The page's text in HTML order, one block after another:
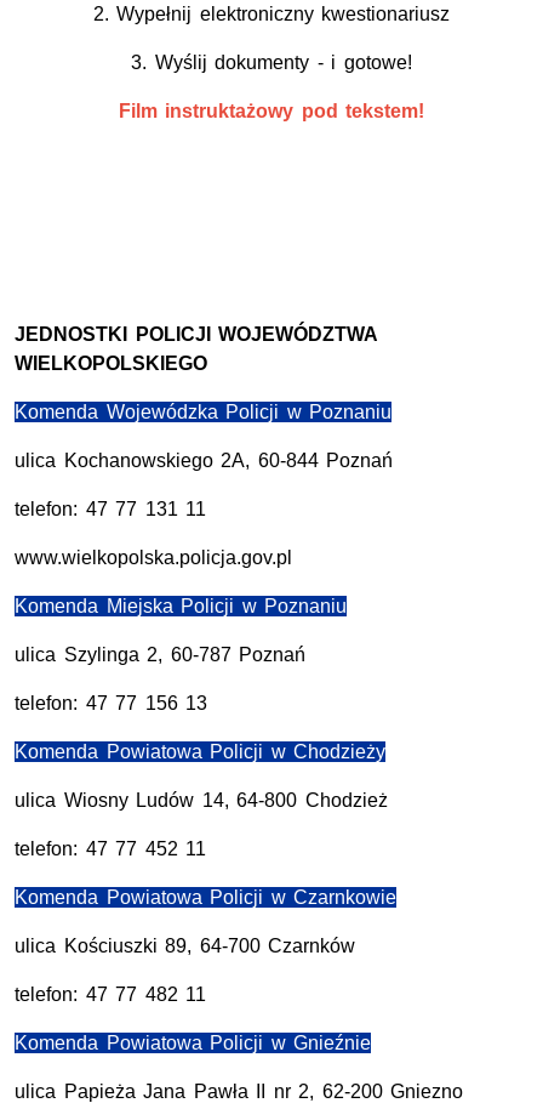
2. Wypełnij elektroniczny kwestionariusz
3. Wyślij dokumenty - i gotowe!
Film instruktażowy pod tekstem!
JEDNOSTKI POLICJI WOJEWÓDZTWA
WIELKOPOLSKIEGO
Komenda Wojewódzka Policji w Poznaniu
ulica Kochanowskiego 2A, 60-844 Poznań
telefon: 47 77 131 11
www.wielkopolska.policja.gov.pl
Komenda Miejska Policji w Poznaniu
ulica Szylinga 2, 60-787 Poznań
telefon: 47 77 156 13
Komenda Powiatowa Policji w Chodzieży
ulica Wiosny Ludów 14, 64-800 Chodzież
telefon: 47 77 452 11
Komenda Powiatowa Policji w Czarnkowie
ulica Kościuszki 89, 64-700 Czarnków
telefon: 47 77 482 11
Komenda Powiatowa Policji w Gnieźnie
ulica Papieża Jana Pawła II nr 2, 62-200 Gniezno